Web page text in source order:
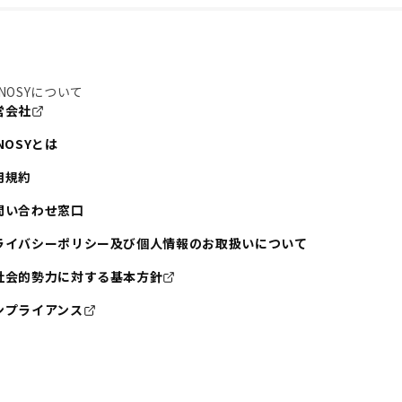
について
会社
とは
規約
い合わせ窓口
イバシーポリシー及び個人情報のお取扱いについて
会的勢力に対する基本方針
プライアンス